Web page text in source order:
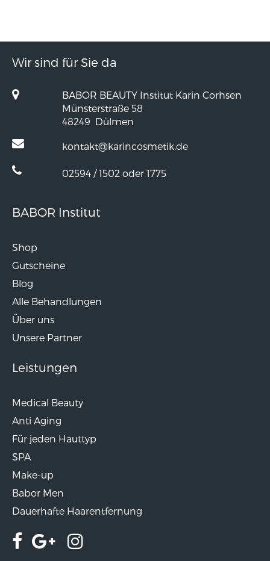
Wir sind für Sie da
BABOR BEAUTY Institut Karin Corhsen
Münsterstraße 58
48249 Dülmen
kontakt@karincosmetik.de
02594 / 1502 oder 1775
BABOR Institut
Shop
Gutscheine
Blog
Alle Behandlungen
Über uns
Unsere Partner
Leistungen
Medical Beauty
Anti Aging
Für jeden Hauttyp
SPA
Make-up
Babor Men
Dauerhafte Haarentfernung